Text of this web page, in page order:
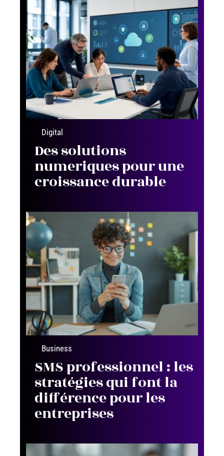
Digital
Des solutions
numeriques pour une
croissance durable
Business
SMS professionnel : les
stratégies qui font la
différence pour les
entreprises